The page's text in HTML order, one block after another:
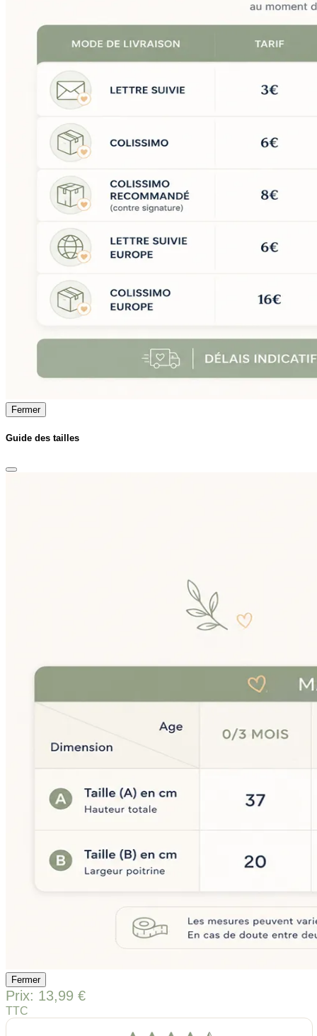
Fermer
Guide des tailles
Fermer
Prix: 13,99 €
TTC